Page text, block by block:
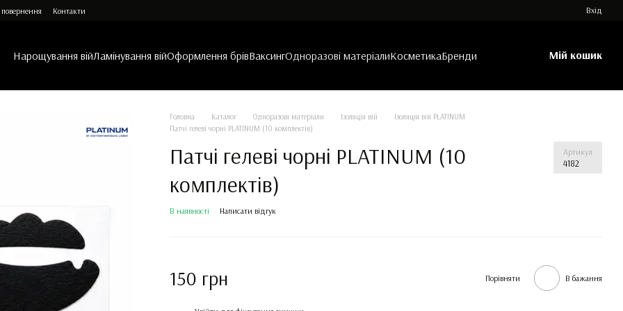
Контакти Вхід
Нарощування війЛамінування війОформлення брівВаксингОдноразові матеріалиКосметикаБренди Мій кошик
Головна Каталог Одноразові матеріали Ізоляція вій
Ізоляція вій PLATINUM
Патчі гелеві чорні PLATINUM (10 комплектів)
Патчі гелеві чорні PLATINUM (10
комплектів)
Артикул
4182
В наявності Написати відгук
150 грн Порівняти В бажання